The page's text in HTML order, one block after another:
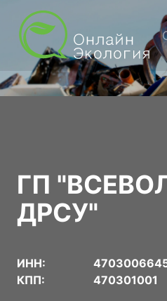
ГП
ДРСУ"
ИНН:
КПП:
470301001